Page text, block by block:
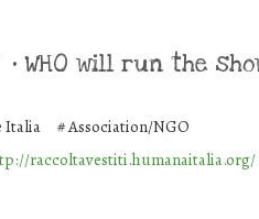
• WHO will run the
Italia #Association/NGO
raccoltavestiti.humanaitalia.org/